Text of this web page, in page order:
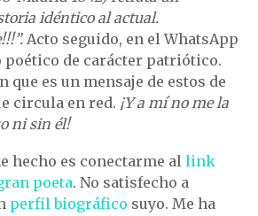
idéntico al actual.
Acto seguido, en el WhatsApp
poético de carácter patriótico.
que es un mensaje de estos de
circula en red. ¡Y a mí no me la
ni sin él!
hecho es conectarme allink
poeta. No satisfecho a
perfil biográfico suyo. Me ha